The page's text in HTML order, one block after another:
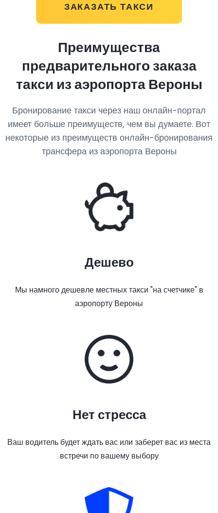
ЗАКАЗАТЬ ТАКСИ
Преимущества
предварительного заказа
такси из аэропорта Вероны
Бронирование такси через наш онлайн-портал
имеет больше преимуществ, чем вы думаете. Вот
некоторые из преимуществ онлайн-бронирования
трансфера из аэропорта Вероны
Дешево
Мы намного дешевле местных такси "на счетчике" в
аэропорту Вероны
Нет стресса
Ваш водитель будет ждать вас или заберет вас из места
встречи по вашему выбору